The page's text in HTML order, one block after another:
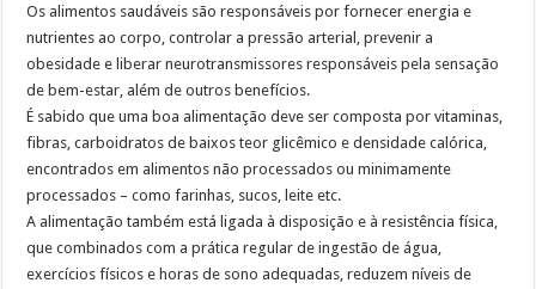
Os alimentos saudáveis são responsáveis por fornecer energia e
nutrientes ao corpo, controlar a pressão arterial, prevenir a
obesidade e liberar neurotransmissores responsáveis pela sensação
de bem-estar, além de outros benefícios.
É sabido que uma boa alimentação deve ser composta por vitaminas,
fibras, carboidratos de baixos teor glicêmico e densidade calórica,
encontrados em alimentos não processados ou minimamente
processados – como farinhas, sucos, leite etc.
A alimentação também está ligada à disposição e à resistência física,
que combinados com a prática regular de ingestão de água,
exercícios físicos e horas de sono adequadas, reduzem níveis de